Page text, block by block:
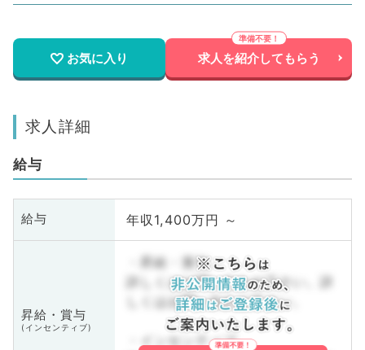
お気に入り 求人を紹介してもらう
求人詳細
給与
給与 年収1,400万円 ～
昇給・賞与
(インセンティブ)
・昇給・賞与
詳しくはお問い合わせ下さい。詳
しくはお問い合わせ下さい。
・インセンティブ